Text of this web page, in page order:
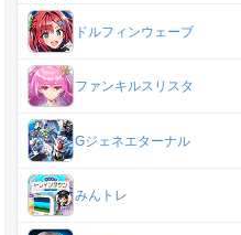
ドルフィンウェーブ
ファンキルスリスタ
Gジェネエターナル
みんトレ